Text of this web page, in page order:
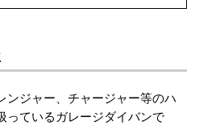
ジャー、チャージャー等のハ
っているガレージダイバンで